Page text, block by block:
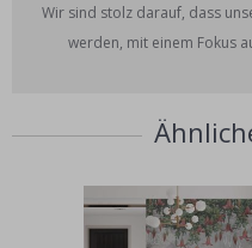
Wir sind stolz darauf, dass
werden, mit einem Fokus